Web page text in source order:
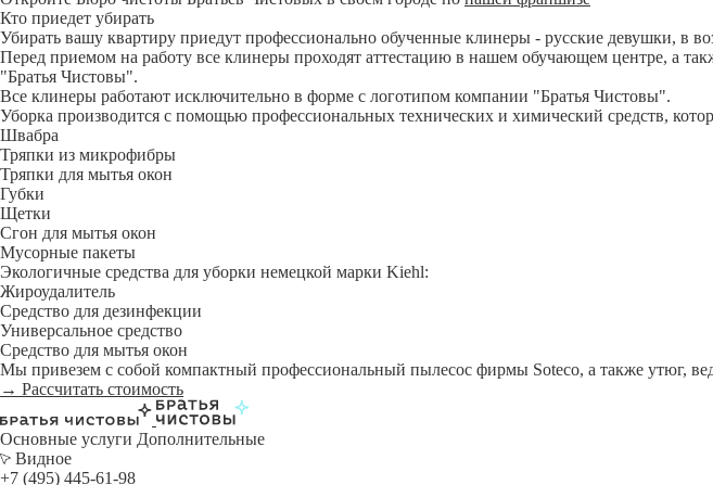
Кто приедет убирать
Убирать вашу квартиру приедут профессионально обученные клинеры - русские девушки, в
Перед приемом на работу все клинеры проходят аттестацию в нашем обучающем центре, а
"Братья Чистовы".
Все клинеры работают исключительно в форме с логотипом компании "Братья Чистовы".
Уборка производится с помощью профессиональных технических и химический средств,
Швабра
Тряпки из микрофибры
Тряпки для мытья окон
Губки
Щетки
Сгон для мытья окон
Мусорные пакеты
Экологичные средства для уборки немецкой марки Kiehl:
Жироудалитель
Средство для дезинфекции
Универсальное средство
Средство для мытья окон
Мы привезем с собой компактный профессиональный пылесос фирмы Soteco, а также
→ Рассчитать стоимость
Основные услуги Дополнительные
Видное
+7 (495) 445-61-98